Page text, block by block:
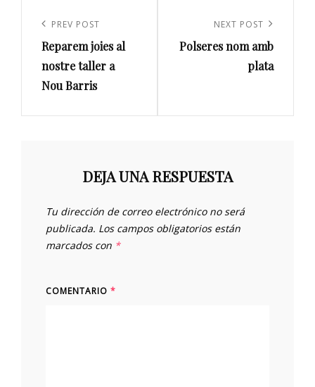
entradas
Previous
Post
PREV POST
Reparem joies al
nostre taller a
Nou Barris
Post
NEXT POST
Polseres nom amb
plata
DEJA UNA RESPUESTA
Tu dirección de correo electrónico no será
publicada. Los campos obligatorios están
marcados con *
COMENTARIO *